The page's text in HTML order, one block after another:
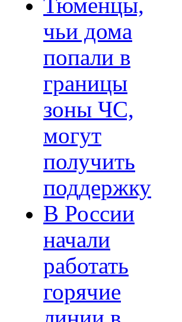
Тюменцы,
чьи дома
попали в
границы
зоны ЧС,
могут
получить
поддержку
В России
начали
работать
горячие